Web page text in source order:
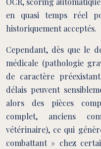
en quasi temps réel
historiquement acceptés.
Cependant, dès que le
médicale (pathologie
de caractère
délais peuvent
alors des pièces
complet, anciens
vétérinaire), ce qui
combattant » chez